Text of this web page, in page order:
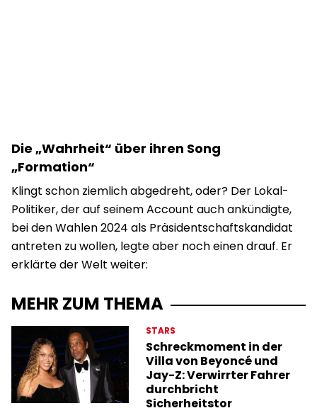
Die „Wahrheit“ über ihren Song
„Formation“
Klingt schon ziemlich abgedreht, oder? Der Lokal-
Politiker, der auf seinem Account auch ankündigte,
bei den Wahlen 2024 als Präsidentschaftskandidat
antreten zu wollen, legte aber noch einen drauf. Er
erklärte der Welt weiter:
MEHR ZUM THEMA
STARS
Schreckmoment in der
Villa von Beyoncé und
Jay-Z: Verwirrter Fahrer
durchbricht
Sicherheitstor